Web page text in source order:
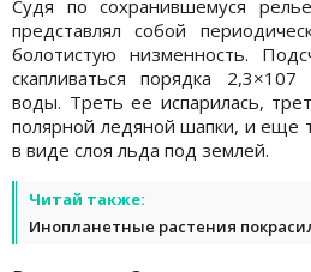
Судя по сохранившемуся
представлял собой
болотистую низменность.
скапливаться порядка 2,3×107
воды. Треть ее испарилась,
полярной ледяной шапки, и еще
в виде слоя льда под землей.
Читай также:
Инопланетные растения